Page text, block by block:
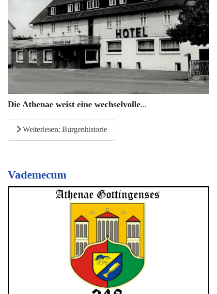
Die Athenae weist eine wechselvolle...
Weiterlesen: Burgenhistorie
Vademecum